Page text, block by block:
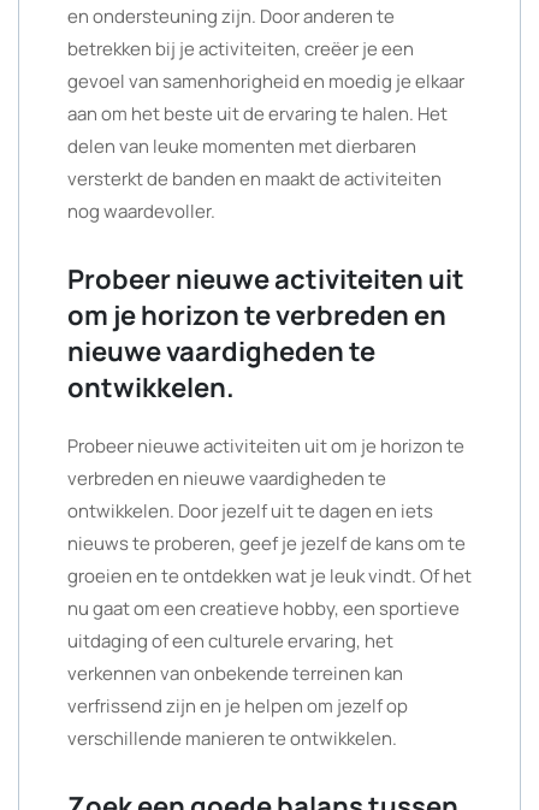
en ondersteuning zijn. Door anderen te
betrekken bij je activiteiten, creëer je een
gevoel van samenhorigheid en moedig je elkaar
aan om het beste uit de ervaring te halen. Het
delen van leuke momenten met dierbaren
versterkt de banden en maakt de activiteiten
nog waardevoller.
Probeer nieuwe activiteiten uit
om je horizon te verbreden en
nieuwe vaardigheden te
ontwikkelen.
Probeer nieuwe activiteiten uit om je horizon te
verbreden en nieuwe vaardigheden te
ontwikkelen. Door jezelf uit te dagen en iets
nieuws te proberen, geef je jezelf de kans om te
groeien en te ontdekken wat je leuk vindt. Of het
nu gaat om een creatieve hobby, een sportieve
uitdaging of een culturele ervaring, het
verkennen van onbekende terreinen kan
verfrissend zijn en je helpen om jezelf op
verschillende manieren te ontwikkelen.